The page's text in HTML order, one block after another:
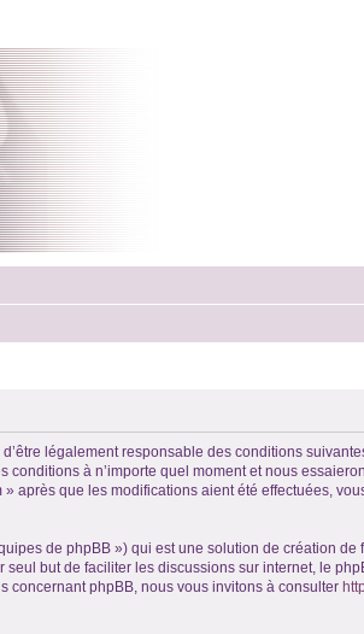
légalement responsable des conditions
à n’importe quel moment et nous
que les modifications aient été effectuées,
de phpBB ») qui est une solution de création de
seul but de faciliter les discussions sur internet, le
concernant phpBB, nous vous invitons à consulter